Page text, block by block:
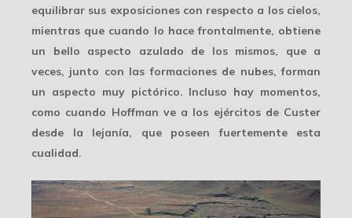
equilibrar sus exposiciones con respecto a los cielos,
mientras que cuando lo hace frontalmente, obtiene
un bello aspecto azulado de los mismos, que a
veces, junto con las formaciones de nubes, forman
un aspecto muy pictórico. Incluso hay momentos,
como cuando Hoffman ve a los ejércitos de Custer
desde la lejanía, que poseen fuertemente esta
cualidad.